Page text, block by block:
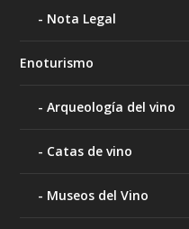
Nota Legal
Enoturismo
Arqueología del vino
Catas de vino
Museos del Vino